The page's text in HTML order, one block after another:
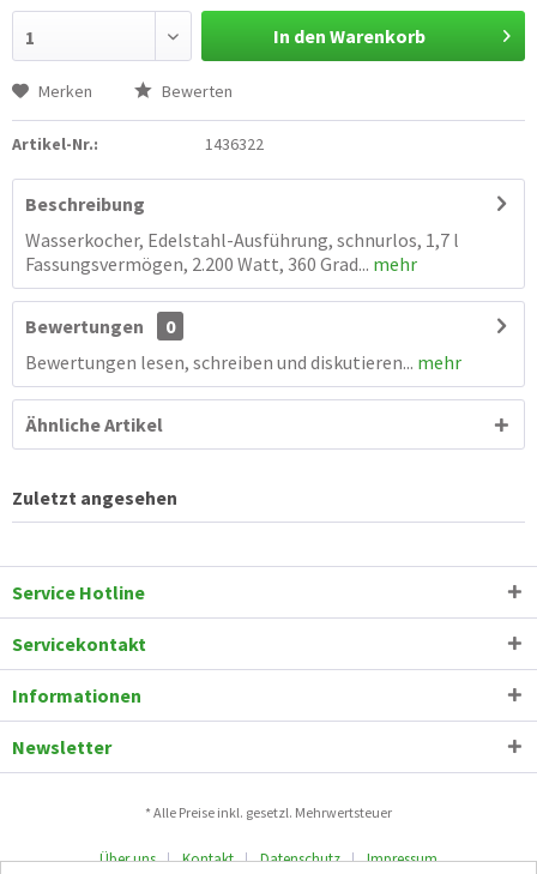
1 In den Warenkorb
Merken Bewerten
Artikel-Nr.: 1436322
Beschreibung
Wasserkocher, Edelstahl-Ausführung, schnurlos, 1,7 l
Fassungsvermögen, 2.200 Watt, 360 Grad... mehr
Bewertungen
0
Bewertungen lesen, schreiben und diskutieren... mehr
Ähnliche Artikel
Zuletzt angesehen
Service Hotline
Servicekontakt
Informationen
Newsletter
* Alle Preise inkl. gesetzl. Mehrwertsteuer
Über uns Kontakt Datenschutz Impressum